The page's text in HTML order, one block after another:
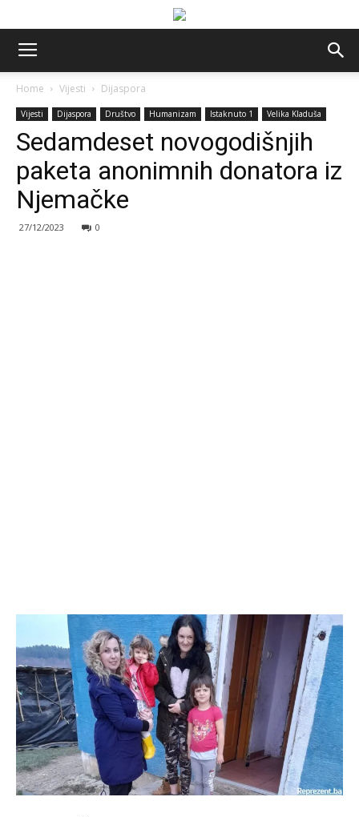
Home Vijesti Dijaspora
Vijesti Dijaspora Društvo Humanizam Istaknuto 1 Velika Kladuša
Sedamdeset novogodišnjih
paketa anonimnih donatora iz
Njemačke
27/12/2023 0